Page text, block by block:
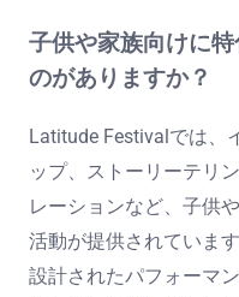
子供や家族向けに
のがありますか？
Latitude Festivalでは、
ップ、ストーリーテリ
レーションなど、子供
活動が提供されていま
設計されたパフォーマ